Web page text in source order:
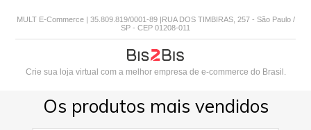
MULT E-Commerce | 35.809.819/0001-89 |RUA DOS TIMBIRAS, 257 - São Paulo /
SP - CEP 01208-011
Crie sua loja virtual com a melhor empresa de e-commerce do Brasil.
Os produtos mais vendidos